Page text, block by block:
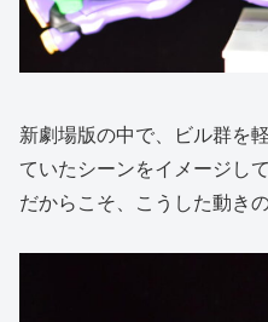
新劇場版の中で、ビル群を
ていたシーンをイメージし
だからこそ、こうした動き